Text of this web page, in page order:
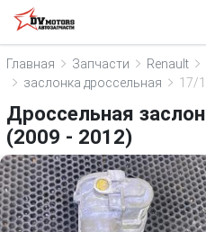
Главная Запчасти Renault
заслонка дроссельная
17/
Дроссельная
(2009 - 2012)